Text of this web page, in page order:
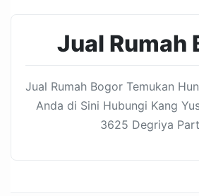
Jual Rumah
Jual Rumah Bogor Temukan
Anda di Sini Hubungi Kang
3625 Degriya